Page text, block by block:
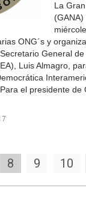
La
ONG´s y
General
Luis Almagro,
el presidente de
8 9 10